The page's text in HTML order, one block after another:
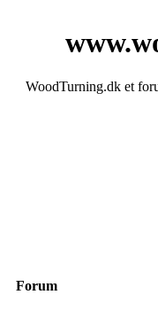
WoodTurning.dk et
Forum